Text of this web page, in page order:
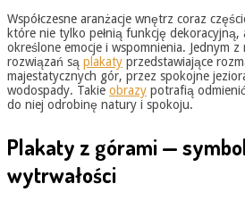
Współczesne aranżacje wnętrz coraz
które nie tylko pełnią funkcję dekoracyjną,
określone emocje i wspomnienia. Jednym
rozwiązań są plakaty przedstawiające
majestatycznych gór, przez spokojne
wodospady. Takie obrazy potrafią
do niej odrobinę natury i spokoju.
Plakaty z górami —
wytrwałości